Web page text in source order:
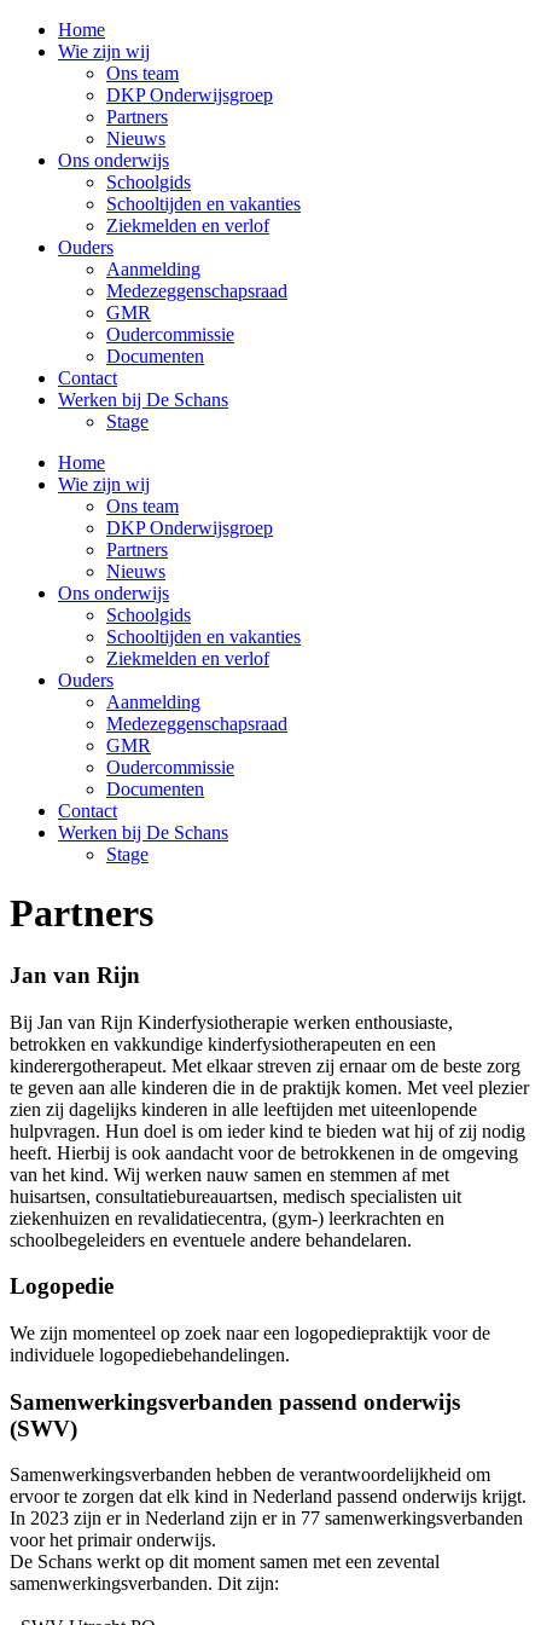
Home
Wie zijn wij
Ons team
DKP Onderwijsgroep
Partners
Nieuws
Ons onderwijs
Schoolgids
Schooltijden en vakanties
Ziekmelden en verlof
Ouders
Aanmelding
Medezeggenschapsraad
GMR
Oudercommissie
Documenten
Contact
Werken bij De Schans
Stage
Home
Wie zijn wij
Ons team
DKP Onderwijsgroep
Partners
Nieuws
Ons onderwijs
Schoolgids
Schooltijden en vakanties
Ziekmelden en verlof
Ouders
Aanmelding
Medezeggenschapsraad
GMR
Oudercommissie
Documenten
Contact
Werken bij De Schans
Stage
Partners
Jan van Rijn
Bij Jan van Rijn Kinderfysiotherapie werken enthousiaste,
betrokken en vakkundige kinderfysiotherapeuten en een
kinderergotherapeut. Met elkaar streven zij ernaar om de beste zorg
te geven aan alle kinderen die in de praktijk komen. Met veel plezier
zien zij dagelijks kinderen in alle leeftijden met uiteenlopende
hulpvragen. Hun doel is om ieder kind te bieden wat hij of zij nodig
heeft. Hierbij is ook aandacht voor de betrokkenen in de omgeving
van het kind. Wij werken nauw samen en stemmen af met
huisartsen, consultatiebureauartsen, medisch specialisten uit
ziekenhuizen en revalidatiecentra, (gym-) leerkrachten en
schoolbegeleiders en eventuele andere behandelaren.
Logopedie
We zijn momenteel op zoek naar een logopediepraktijk voor de
individuele logopediebehandelingen.
Samenwerkingsverbanden passend onderwijs
(SWV)
Samenwerkingsverbanden hebben de verantwoordelijkheid om
ervoor te zorgen dat elk kind in Nederland passend onderwijs krijgt.
In 2023 zijn er in Nederland zijn er in 77 samenwerkingsverbanden
voor het primair onderwijs.
De Schans werkt op dit moment samen met een zevental
samenwerkingsverbanden. Dit zijn: